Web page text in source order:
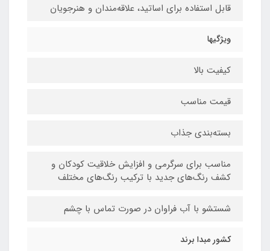
قابل استفاده برای اساتید، علاقه‌مندان و هنرجویان
ویژگیها
کیفیت بالا
قیمت مناسب
بسته‌بندی جذاب
مناسب برای سرگرمی و افزایش خلاقیت کودکان و
کشف رنگ‌های جدید با ترکیب رنگ‌های مختلف
شستشو با آب فراوان در صورت تماس با چشم
کشور مبدا برند